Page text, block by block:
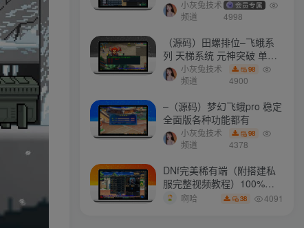
小灰兔技术
频道
会员专属
4998
（源码）田螺排位–飞蛾系
列 天梯系统 元神突破 单机
免费 含GM工具
小灰兔技术
频道
98
4900
–（源码）梦幻飞蛾pro 稳定
全面版各种功能都有
小灰兔技术
频道
98
4378
DNf完美稀有端（附搭建私
服完整视频教程）100%可
搭建(附完美端升级补丁)
啊哈 38 4091